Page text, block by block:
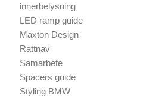
innerbelysning
LED ramp guide
Maxton Design
Rattnav
Samarbete
Spacers guide
Styling BMW